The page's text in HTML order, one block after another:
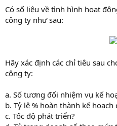
Có số liệu về tình hình hoạt
công ty như sau:
Hãy xác định các chỉ tiêu sau
công ty:
a. Số tương đối nhiệm vụ kế
b. Tỷ lệ % hoàn thành kế
c. Tốc độ phát triển?